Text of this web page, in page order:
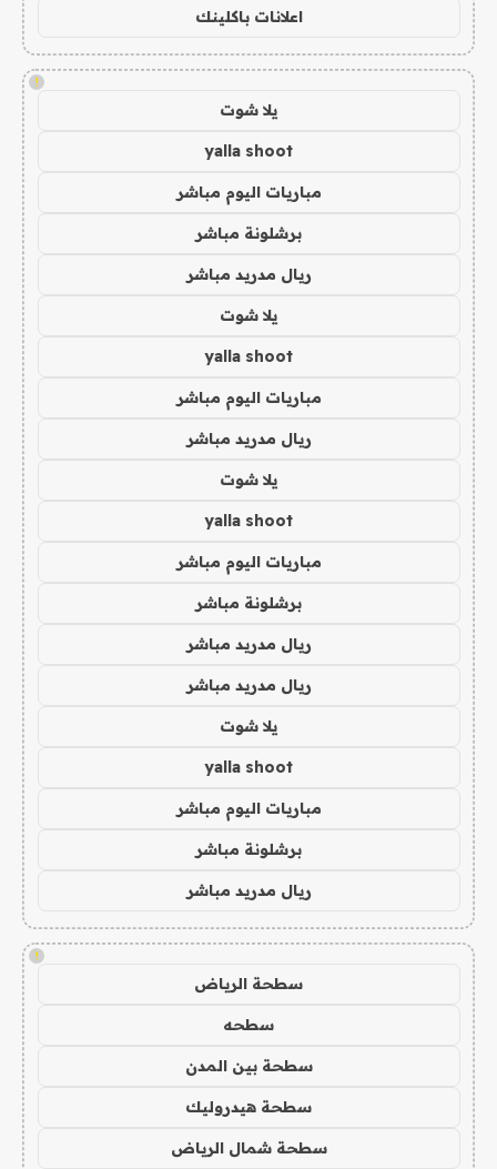
اعلانات باكلينك
!
يلا شوت
yalla shoot
مباريات اليوم مباشر
برشلونة مباشر
ريال مدريد مباشر
يلا شوت
yalla shoot
مباريات اليوم مباشر
ريال مدريد مباشر
يلا شوت
yalla shoot
مباريات اليوم مباشر
برشلونة مباشر
ريال مدريد مباشر
ريال مدريد مباشر
يلا شوت
yalla shoot
مباريات اليوم مباشر
برشلونة مباشر
ريال مدريد مباشر
!
سطحة الرياض
سطحه
سطحة بين المدن
سطحة هيدروليك
سطحة شمال الرياض